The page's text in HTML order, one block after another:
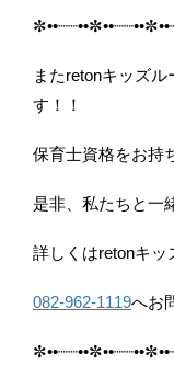
またretonキッズル
す！！
保育士資格をお持
是非、私たちと一
詳しくはretonキッ
082-962-1119へお